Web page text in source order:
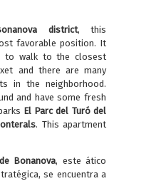
district, this
favorable position. It
to walk to the closest
and there are many
in the neighborhood.
and have some fresh
El Parc del Turó del
. This apartment
Bonanova, este ático
se encuentra a